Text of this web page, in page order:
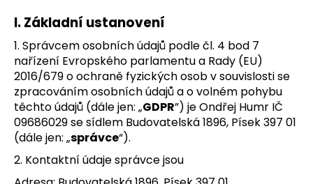
I.Základní ustanovení
1. Správcem osobních údajů podle čl. 4 bod 7
nařízení Evropského parlamentu a Rady (EU)
2016/679 o ochraně fyzických osob v souvislosti se
zpracováním osobních údajů a o volném pohybu
těchto údajů (dále jen: „GDPR”) je Ondřej Humr IČ
09686029 se sídlem Budovatelská 1896, Písek 397 01
(dále jen: „správce“).
2. Kontaktní údaje správce jsou
o
t
ř
e
b
u
j
e
t
e